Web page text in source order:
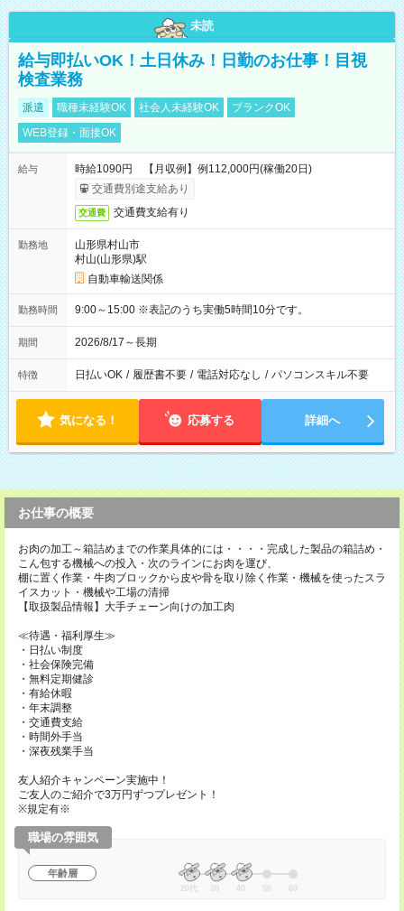
未読
給与即払いOK！土日休み！日勤のお仕事！目視
検査業務
派遣 職種未経験OK 社会人未経験OK
ブランクOK
WEB登録・面接OK
給与
時給1090円 【月収例】例112,000円(稼働20日)
交通費別途支給あり
交通費 交通費支給有り
勤務地
山形県村山市
村山(山形県)駅
自動車輸送関係
勤務時間 9:00～15:00 ※表記のうち実働5時間10分です。
期間 2026/8/17～長期
特徴 日払いOK / 履歴書不要 / 電話対応なし / パソコンスキル不要
気になる！ 応募する 詳細へ
お仕事の概要
お肉の加工～箱詰めまでの作業具体的には・・・・完成した製品の箱詰め・
こん包する機械への投入・次のラインにお肉を運び、
棚に置く作業・牛肉ブロックから皮や骨を取り除く作業・機械を使ったスラ
イスカット・機械や工場の清掃
【取扱製品情報】大手チェーン向けの加工肉
≪待遇・福利厚生≫
・日払い制度
・社会保険完備
・無料定期健診
・有給休暇
・年末調整
・交通費支給
・時間外手当
・深夜残業手当
友人紹介キャンペーン実施中！
ご友人のご紹介で3万円ずつプレゼント！
※規定有※
職場の雰囲気
年齢層
20代 30 40 50 60